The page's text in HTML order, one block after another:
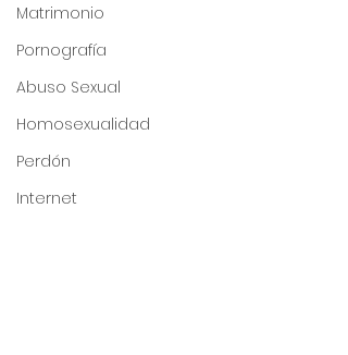
Matrimonio
Pornografía
Abuso Sexual
Homosexualidad
Perdón
Internet